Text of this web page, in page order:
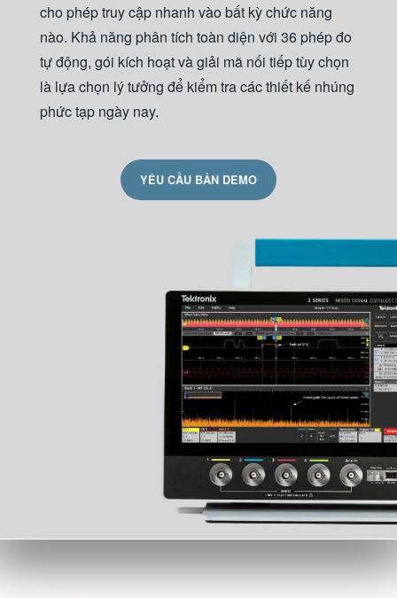
cho phép truy cập nhanh vào bất kỳ chức năng
nào. Khả năng phân tích toàn diện với 36 phép đo
tự động, gói kích hoạt và giải mã nối tiếp tùy chọn
là lựa chọn lý tưởng để kiểm tra các thiết kế nhúng
phức tạp ngày nay.
YÊU CẦU BẢN DEMO